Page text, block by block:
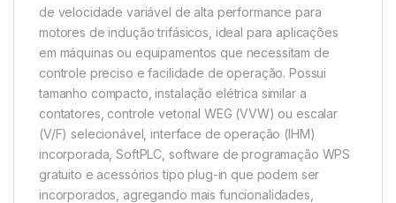
de velocidade variável de alta performance para
motores de indução trifásicos, ideal para aplicações
em máquinas ou equipamentos que necessitam de
controle preciso e facilidade de operação. Possui
tamanho compacto, instalação elétrica similar a
contatores, controle vetorial WEG (VVW) ou escalar
(V/F) selecionável, interface de operação (IHM)
incorporada, SoftPLC, software de programação WPS
gratuito e acessórios tipo plug-in que podem ser
incorporados, agregando mais funcionalidades,